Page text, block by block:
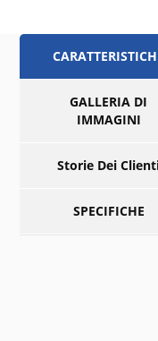
GALLERIA DI
IMMAGINI
Storie Dei
SPECIFICHE